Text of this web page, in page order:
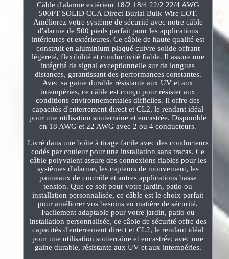
Câble d'alarme extérieur 18/2 18/4 22/2 22/4 AWG
500FT SOLID CCA Direct Burial Bulk Wire LOT.
Améliorez votre système de sécurité avec notre câble
d'alarme de 500 pieds parfait pour les applications
intérieures et extérieures. Ce câble de haute qualité est
construit en aluminium plaqué cuivre solide offrant
légèreté, flexibilité et conductivité fiable. Il assure une
intégrité de signal exceptionnelle sur de longues
distances, garantissant des performances constantes.
Avec sa gaine durable résistante aux UV et aux
intempéries, ce câble est conçu pour résister aux
conditions environnementales difficiles. Il offre des
capacités d'enterrement direct et CL2, le rendant idéal
pour une utilisation souterraine et encastrée. Disponible
en 18 AWG et 22 AWG avec 2 ou 4 conducteurs.
Livré dans une boîte à tirage facile avec des conducteurs
codés par couleur pour une installation sans tracas. Ce
câble polyvalent assure des connexions fiables pour les
systèmes d'alarme, les capteurs de mouvement, les
panneaux de contrôle et autres applications basse
tension. Que ce soit pour votre jardin, patio ou
installation personnalisée, ce câble est le choix parfait
pour améliorer vos besoins en matière de sécurité.
Facilement adaptable pour votre jardin, patio ou
installation personnalisée, ce câble de sécurité offre des
capacités d'enterrement direct et CL2, le rendant idéal
pour une utilisation souterraine et encastrée; avec une
gaine durable, résistante aux UV et aux intempéries.